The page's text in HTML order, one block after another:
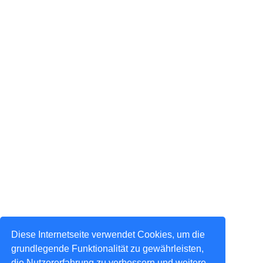
Diese Internetseite verwendet Cookies, um die
grundlegende Funktionalität zu gewährleisten,